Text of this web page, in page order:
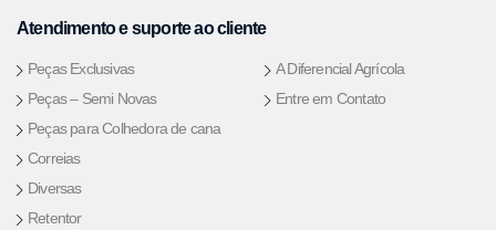
Atendimento e suporte ao cliente
Peças Exclusivas
Peças – Semi Novas
Peças para Colhedora de cana
Correias
Diversas
Retentor
A Diferencial Agrícola
Entre em Contato